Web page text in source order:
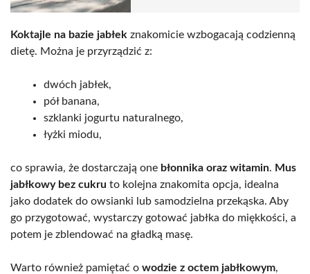
Koktajle na bazie jabłek znakomicie wzbogacają codzienną
dietę. Można je przyrządzić z:
dwóch jabłek,
pół banana,
szklanki jogurtu naturalnego,
łyżki miodu,
co sprawia, że dostarczają one błonnika oraz witamin. Mus
jabłkowy bez cukru to kolejna znakomita opcja, idealna
jako dodatek do owsianki lub samodzielna przekąska. Aby
go przygotować, wystarczy gotować jabłka do miękkości, a
potem je zblendować na gładką masę.
Warto również pamiętać o wodzie z octem jabłkowym,